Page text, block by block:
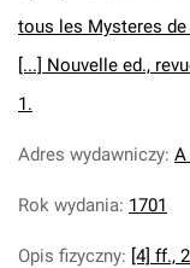
tous les Mysteres de
[...] Nouvelle ed.,
1.
Adres wydawniczy: A
Rok wydania: 1701
Opis fizyczny: [4] ff.,